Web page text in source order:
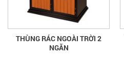
THÙNG RÁC NGOÀI TRỜI 2
NGĂN